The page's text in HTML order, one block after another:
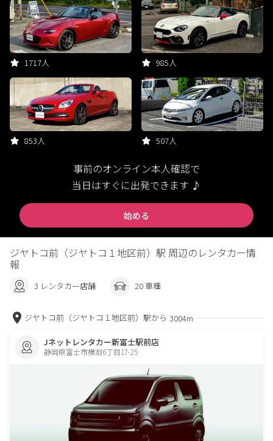
1717人 985人
853人 507人
事前のオンライン本人確認で
当日はすぐに出発できます ♪
始める
ジヤトコ前（ジヤトコ１地区前）駅 周辺のレンタカー情
報
3 レンタカー店舗 20 車種
ジヤトコ前（ジヤトコ１地区前）駅から 3004m
Jネットレンタカー新富士駅前店
静岡県富士市横割6丁目17-25